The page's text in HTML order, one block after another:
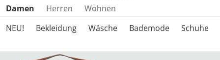
Produktkategorien überspringen
Damen Herren
Wohnen
NEU!
Bekleidung Wäsche Bademode Schuhe